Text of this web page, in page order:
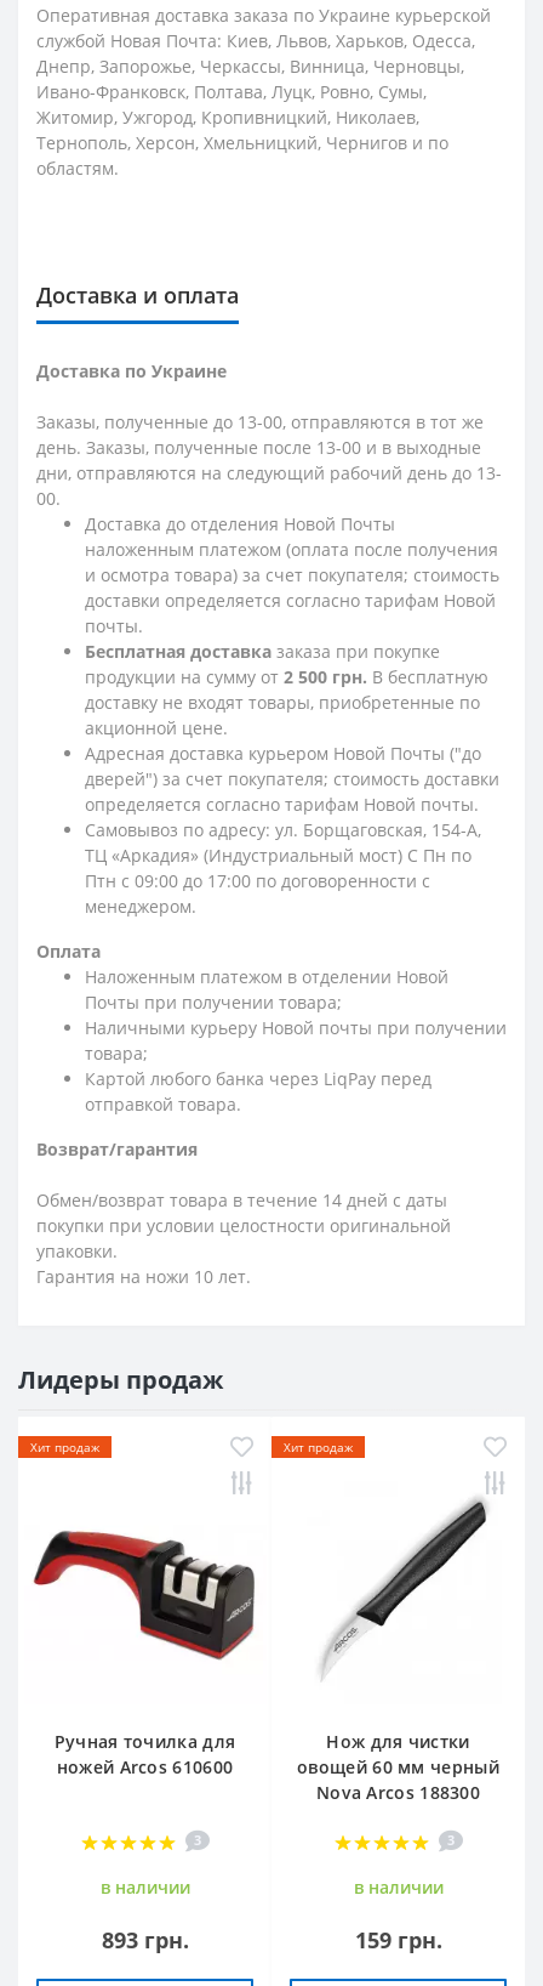
Оперативная доставка заказа по Украине курьерской
службой Новая Почта: Киев, Львов, Харьков, Одесса,
Днепр, Запорожье, Черкассы, Винница, Черновцы,
Ивано-Франковск, Полтава, Луцк, Ровно, Сумы,
Житомир, Ужгород, Кропивницкий, Николаев,
Тернополь, Херсон, Хмельницкий, Чернигов и по
областям.
Доставка и оплата
Доставка по Украине
Заказы, полученные до 13-00, отправляются в тот же
день. Заказы, полученные после 13-00 и в выходные
дни, отправляются на следующий рабочий день до 13-
00.
Доставка до отделения Новой Почты
наложенным платежом (оплата после получения
и осмотра товара) за счет покупателя; стоимость
доставки определяется согласно тарифам Новой
почты.
Бесплатная доставка заказа при покупке
продукции на сумму от 2 500 грн. В бесплатную
доставку не входят товары, приобретенные по
акционной цене.
Адресная доставка курьером Новой Почты ("до
дверей") за счет покупателя; стоимость доставки
определяется согласно тарифам Новой почты.
Самовывоз по адресу: ул. Борщаговская, 154-А,
ТЦ «Аркадия» (Индустриальный мост) С Пн по
Птн с 09:00 до 17:00 по договоренности с
менеджером.
Оплата
Наложенным платежом в отделении Новой
Почты при получении товара;
Наличными курьеру Новой почты при получении
товара;
Картой любого банка через LiqPay перед
отправкой товара.
Возврат/гарантия
Обмен/возврат товара в течение 14 дней с даты
покупки при условии целостности оригинальной
упаковки.
Гарантия на ножи 10 лет.
Лидеры продаж
Хит продаж
Ручная точилка для
ножей Arcos 610600
3
в наличии
893 грн.
Хит продаж
Нож для чистки
овощей 60 мм черный
Nova Arcos 188300
3
в наличии
159 грн.